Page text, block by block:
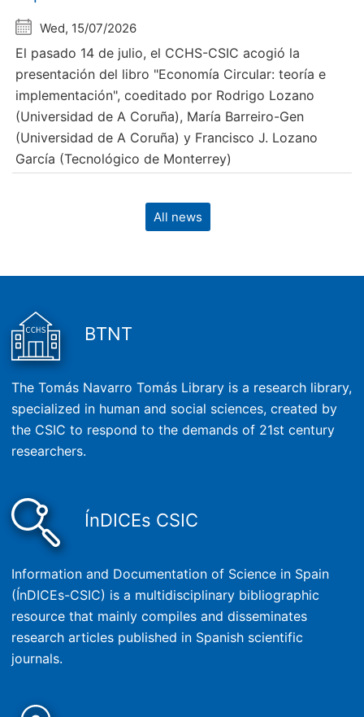
Wed, 15/07/2026
El pasado 14 de julio, el CCHS-CSIC acogió la
presentación del libro "Economía Circular: teoría e
implementación", coeditado por Rodrigo Lozano
(Universidad de A Coruña), María Barreiro-Gen
(Universidad de A Coruña) y Francisco J. Lozano
García (Tecnológico de Monterrey)
All news
BTNT
The Tomás Navarro Tomás Library is a research library,
specialized in human and social sciences, created by
the CSIC to respond to the demands of 21st century
researchers.
ÍnDICEs CSIC
Information and Documentation of Science in Spain
(ÍnDICEs-CSIC) is a multidisciplinary bibliographic
resource that mainly compiles and disseminates
research articles published in Spanish scientific
journals.